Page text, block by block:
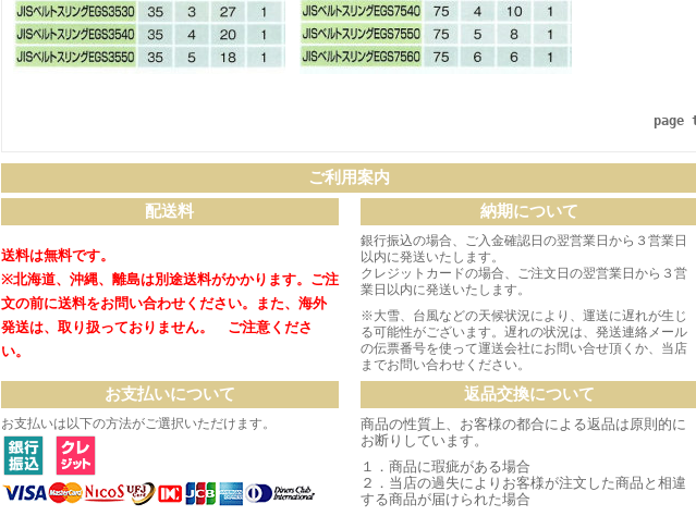
page
ご利用案内
配送料
送料は無料です。
※北海道、沖縄、離島は別途送料がかかります。 ご注
文の前に送料をお問い合わせください。
また、海外
発送は、取り扱っておりません。 ご注意くださ
い。
納期について
銀行振込の場合、ご入金確認日の翌営業日から３営業日
以内に発送いたします。
クレジットカードの場合、ご注文日の翌営業日から３営
業日以内に発送いたします。
※大雪、台風などの天候状況により、運送に遅れが生じ
る可能性がございます。遅れの状況は、発送連絡メール
の伝票番号を使って運送会社にお問い合せ頂くか、当店
までお問い合わせください。
お支払いについて
お支払いは以下の方法がご選択いただけます。
返品交換について
商品の性質上、お客様の都合による返品は原則的に
お断りしています。
１．商品に瑕疵がある場合
２．当店の過失によりお客様が注文した商品と相違
する商品が届けられた場合